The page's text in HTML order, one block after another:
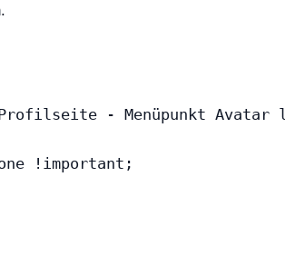
- Menüpunkt Avatar
!important ;